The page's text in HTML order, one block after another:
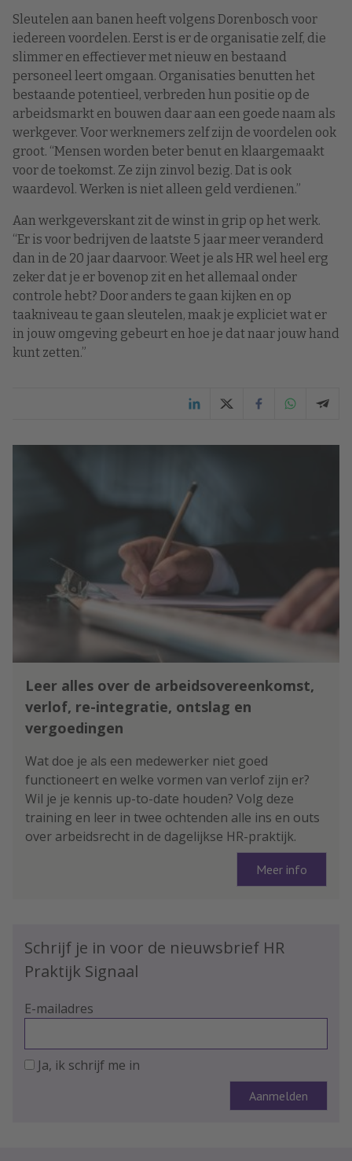
Sleutelen aan banen heeft volgens Dorenbosch voor
iedereen voordelen. Eerst is er de organisatie zelf, die
slimmer en effectiever met nieuw en bestaand
personeel leert omgaan. Organisaties benutten het
bestaande potentieel, verbreden hun positie op de
arbeidsmarkt en bouwen daar aan een goede naam als
werkgever. Voor werknemers zelf zijn de voordelen ook
groot. “Mensen worden beter benut en klaargemaakt
voor de toekomst. Ze zijn zinvol bezig. Dat is ook
waardevol. Werken is niet alleen geld verdienen.”
Aan werkgeverskant zit de winst in grip op het werk.
“Er is voor bedrijven de laatste 5 jaar meer veranderd
dan in de 20 jaar daarvoor. Weet je als HR wel heel erg
zeker dat je er bovenop zit en het allemaal onder
controle hebt? Door anders te gaan kijken en op
taakniveau te gaan sleutelen, maak je expliciet wat er
in jouw omgeving gebeurt en hoe je dat naar jouw hand
kunt zetten.”
Leer alles over de arbeidsovereenkomst,
verlof, re-integratie, ontslag en
vergoedingen
Wat doe je als een medewerker niet goed
functioneert en welke vormen van verlof zijn er?
Wil je je kennis up-to-date houden? Volg deze
training en leer in twee ochtenden alle ins en outs
over arbeidsrecht in de dagelijkse HR-praktijk.
Meer info
Schrijf je in voor de nieuwsbrief HR
Praktijk Signaal
E-mailadres
Ja, ik schrijf me in